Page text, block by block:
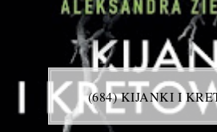
(684) KIJANKI I